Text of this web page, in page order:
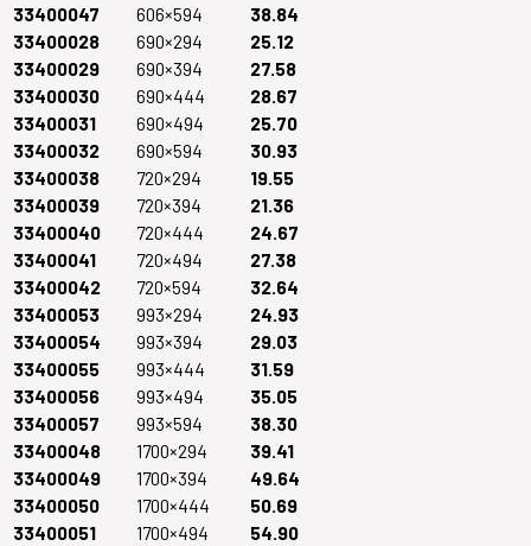
33400047
606×594
38.84
33400028
690×294
25.12
33400029
690×394
27.58
33400030
690×444
28.67
33400031
690×494
25.70
33400032
690×594
30.93
33400038
720×294
19.55
33400039
720×394
21.36
33400040
720×444
24.67
33400041
720×494
27.38
33400042
720×594
32.64
33400053
993×294
24.93
33400054
993×394
29.03
33400055
993×444
31.59
33400056
993×494
35.05
33400057
993×594
38.30
33400048
1700×294
39.41
33400049
1700×394
49.64
33400050
1700×444
50.69
33400051
1700×494
54.90